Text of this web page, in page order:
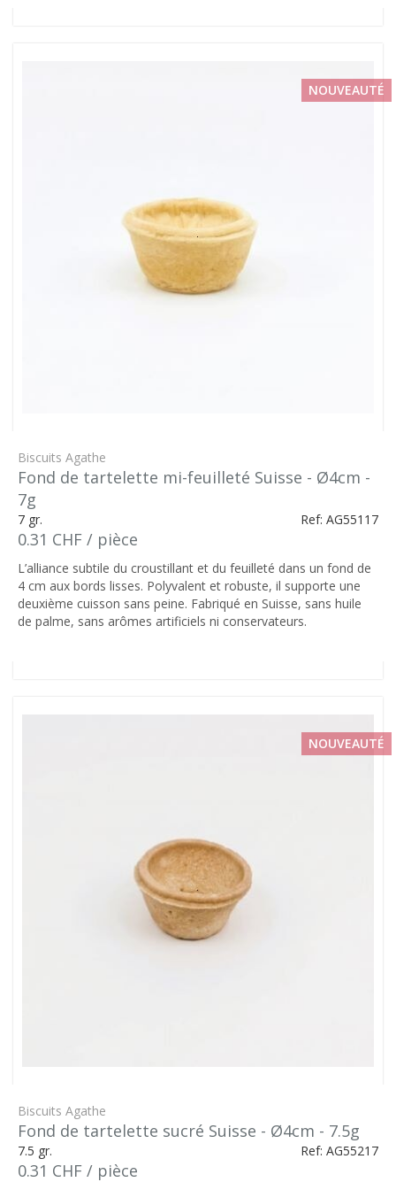
NOUVEAUTÉ
Biscuits Agathe
Fond de tartelette mi-feuilleté Suisse - Ø4cm -
7g
7 gr. Ref: AG55117
0.31 CHF / pièce
L’alliance subtile du croustillant et du feuilleté dans un fond de
4 cm aux bords lisses. Polyvalent et robuste, il supporte une
deuxième cuisson sans peine. Fabriqué en Suisse, sans huile
de palme, sans arômes artificiels ni conservateurs.
NOUVEAUTÉ
Biscuits Agathe
Fond de tartelette sucré Suisse - Ø4cm - 7.5g
7.5 gr. Ref: AG55217
0.31 CHF / pièce